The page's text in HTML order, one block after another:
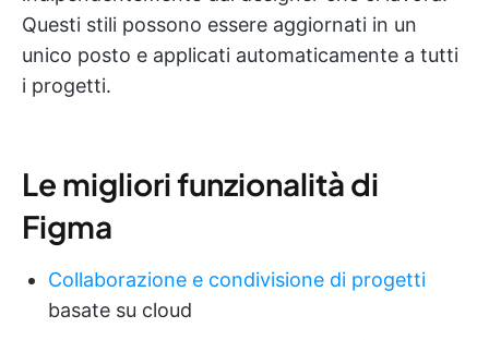
Questi stili possono essere aggiornati in un
unico posto e applicati automaticamente a tutti
i progetti.
Le migliori funzionalità di
Figma
Collaborazione e condivisione di progetti
basate su cloud